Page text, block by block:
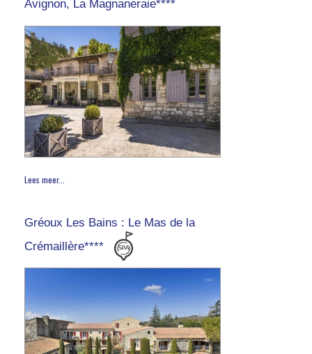
Avignon, La Magnaneraie****
Lees meer...
Gréoux Les Bains : Le Mas de la
Crémaillère****